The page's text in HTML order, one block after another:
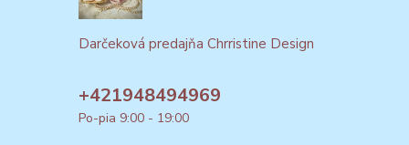
Darčeková predajňa Chrristine Design
+421948494969
Po-pia 9:00 - 19:00